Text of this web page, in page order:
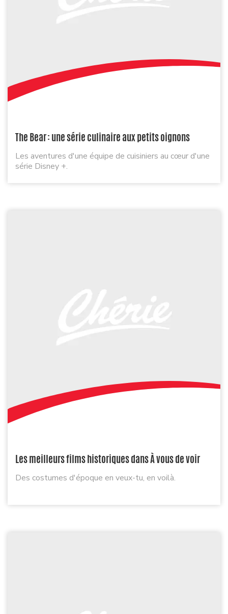
The Bear : une série culinaire aux petits oignons
Les aventures d'une équipe de cuisiniers au cœur d'une
série Disney +.
Les meilleurs films historiques dans À vous de voir
Des costumes d'époque en veux-tu, en voilà.